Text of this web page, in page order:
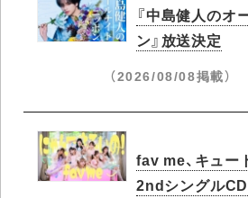
『中島健人のオ
ン』放送決定
（2026/08/08掲載）
fav me、キュー
2ndシングル